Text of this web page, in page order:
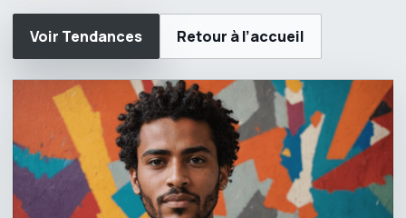
Voir Tendances Retour à l’accueil